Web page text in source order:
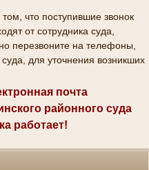
что поступившие звонок
от сотрудника суда,
перезвоните на телефоны,
для уточнения возникших
почта
районного суда
работает!